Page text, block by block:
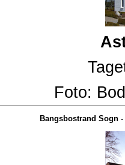
Foto:
Bangsbostrand Sogn-